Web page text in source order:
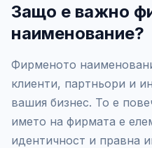
Защо е важно
наименование?
Фирменото
клиенти, партньори и
вашия бизнес. То е
името на фирмата е
идентичност и правна